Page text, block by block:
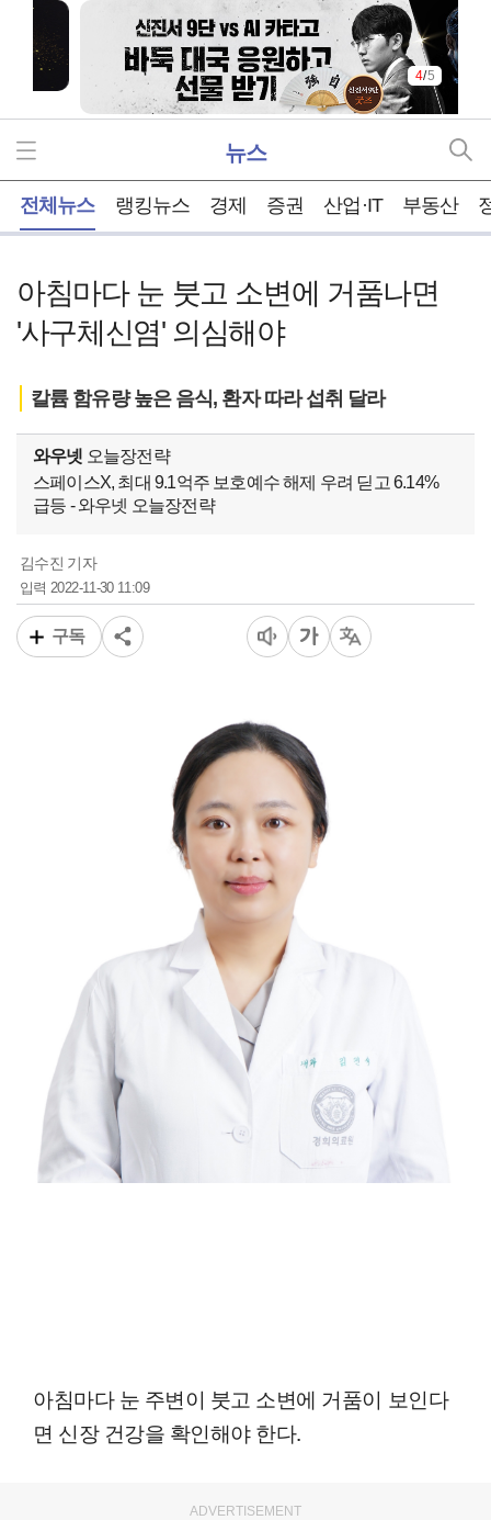
4/5
뉴스
전체뉴스 랭킹뉴스 경제 증권 산업·IT 부동산
아침마다 눈 붓고 소변에 거품나면
'사구체신염' 의심해야
칼륨 함유량 높은 음식, 환자 따라 섭취 달라
와우넷 오늘장전략
스페이스X, 최대 9.1억주 보호예수 해제 우려 딛고 6.14%
급등 - 와우넷 오늘장전략
김수진 기자
입력2022-11-30 11:09
구독
아침마다 눈 주변이 붓고 소변에 거품이 보인다
면 신장 건강을 확인해야 한다.
ADVERTISEMENT